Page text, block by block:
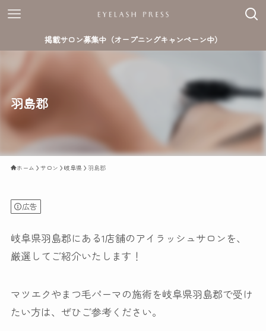
掲載サロン募集中（オープニングキャンペーン中）
羽島郡
ホーム サロン 岐阜県 羽島郡
広告
岐阜県羽島郡にある1店舗のアイラッシュサロンを、
厳選してご紹介いたします！
マツエクやまつ毛パーマの施術を岐阜県羽島郡で受け
たい方は、ぜひご参考ください。